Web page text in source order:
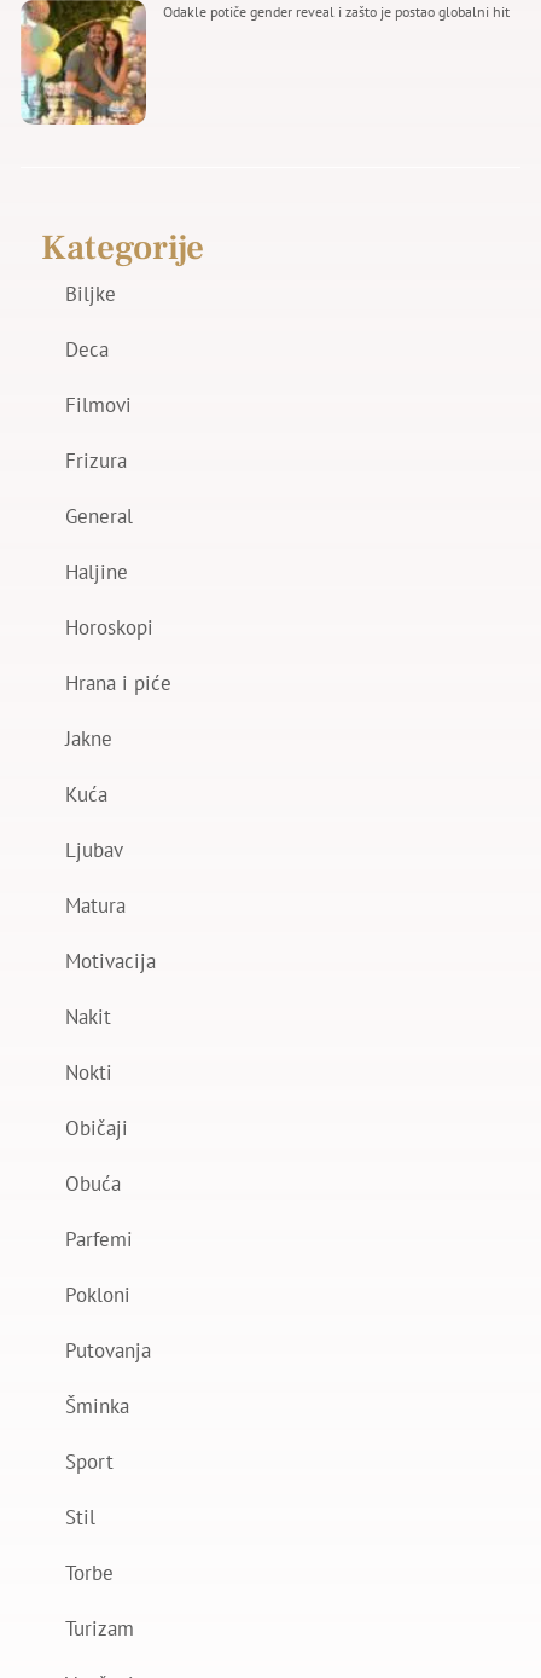
Odakle potiče gender reveal i zašto je postao globalni hit
Kategorije
Biljke
Deca
Filmovi
Frizura
General
Haljine
Horoskopi
Hrana i piće
Jakne
Kuća
Ljubav
Matura
Motivacija
Nakit
Nokti
Običaji
Obuća
Parfemi
Pokloni
Putovanja
Šminka
Sport
Stil
Torbe
Turizam